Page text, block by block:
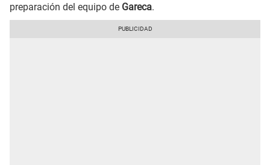
preparación del equipo de Gareca.